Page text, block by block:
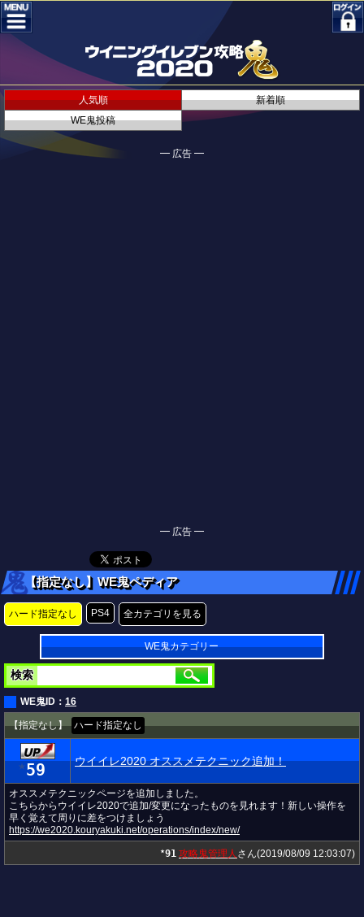
人気順
新着順
WE鬼投稿
━ 広告 ━
━ 広告 ━
【指定なし】WE鬼ペディア
ハード指定なし PS4 全カテゴリを見る
WE鬼カテゴリー
検索
WE鬼ID： 16
【指定なし】 ハード指定なし
★ 59 ウイイレ2020 オススメテクニック追加！
オススメテクニックページを追加しました。
こちらからウイイレ2020で追加/変更になったものを見れます！新しい操作を
早く覚えて周りに差をつけましょう
https://we2020.kouryakuki.net/operations/index/new/
★91 攻略鬼管理人 さん(2019/08/09 12:03:07)